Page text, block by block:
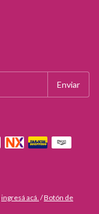
ingresá acá. /Botón de